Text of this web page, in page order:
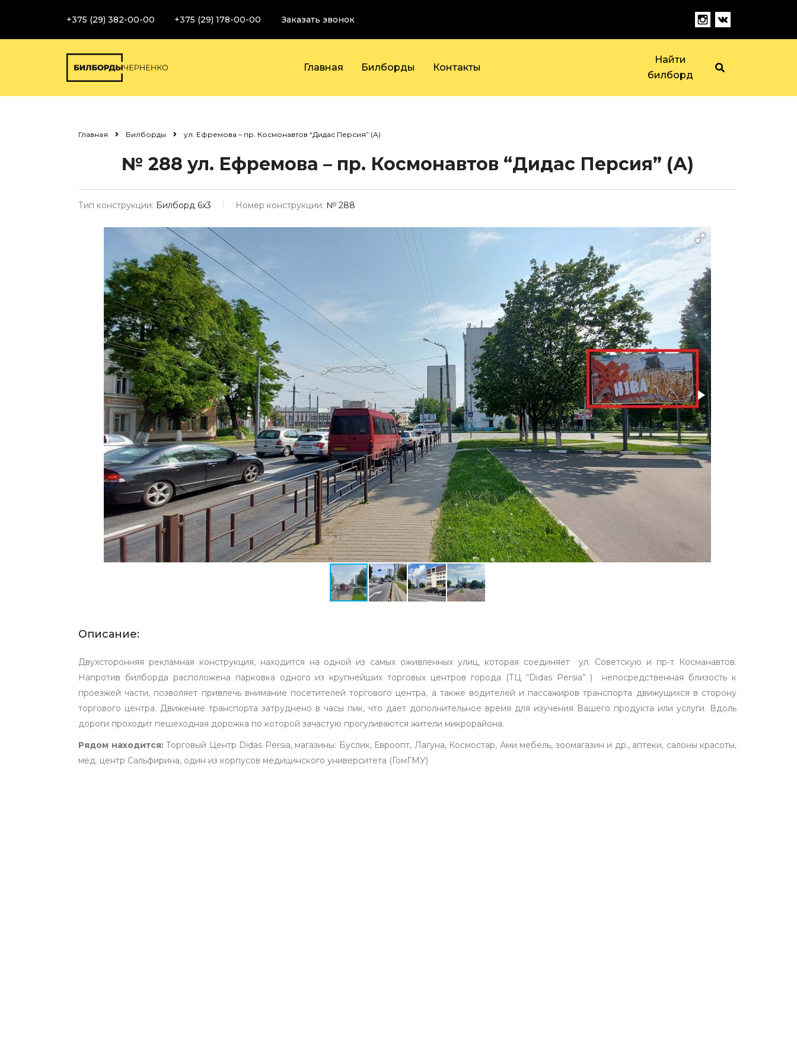
+375 (29) 382-00-00 +375 (29) 178-00-00 Заказать звонок
Главная Билборды Контакты
Найти
билборд
Главная Билборды ул. Ефремова – пр. Космонавтов “Дидас Персия” (А)
№ 288 ул. Ефремова – пр. Космонавтов “Дидас Персия” (А)
Тип конструкции: Билборд 6х3 Номер конструкции: № 288
Описание:
Двухсторонняя рекламная конструкция, находится на одной из самых оживленных улиц, которая соединяет ул. Советскую и пр-т Косманавтов.
Напротив билборда расположена парковка одного из крупнейших торговых центров города (ТЦ “Didas Persia” ) непосредственная близость к
проезжей части, позволяет привлечь внимание посетителей торгового центра, а также водителей и пассажиров транспорта движущихся в сторону
торгового центра. Движение транспорта затруднено в часы пик, что дает дополнительное время для изучения Вашего продукта или услуги. Вдоль
дороги проходит пешеходная дорожка по которой зачастую прогуливаются жители микрорайона.
Рядом находится:Торговый Центр Didas Persia, магазины: Буслик, Евроопт, Лагуна, Космостар, Ами мебель, зоомагазин и др., аптеки, салоны красоты,
мед. центр Сальфирина, один из корпусов медицинского университета (ГомГМУ)